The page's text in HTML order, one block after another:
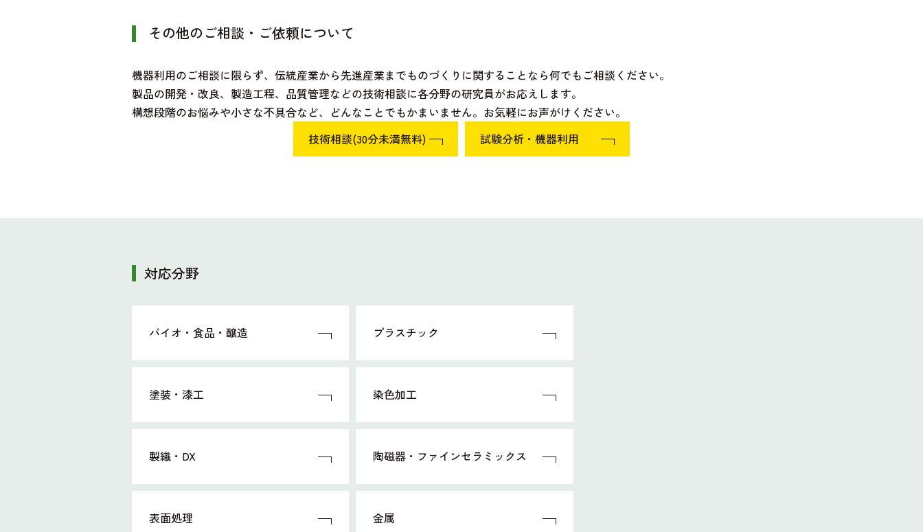
その他のご相談・ご依頼について
機器利用のご相談に限らず、伝統産業から先進産業までものづくりに関することなら何でもご相談ください。
製品の開発・改良、製造工程、品質管理などの技術相談に各分野の研究員がお応えします。
構想段階のお悩みや小さな不具合など、どんなことでもかまいません。お気軽にお声がけください。
技術相談(30分未満無料)
試験分析・機器利用
対応分野
バイオ・食品・醸造 プラスチック
塗装・漆工 染色加工
製織・DX 陶磁器・ファインセラミックス
表面処理 金属